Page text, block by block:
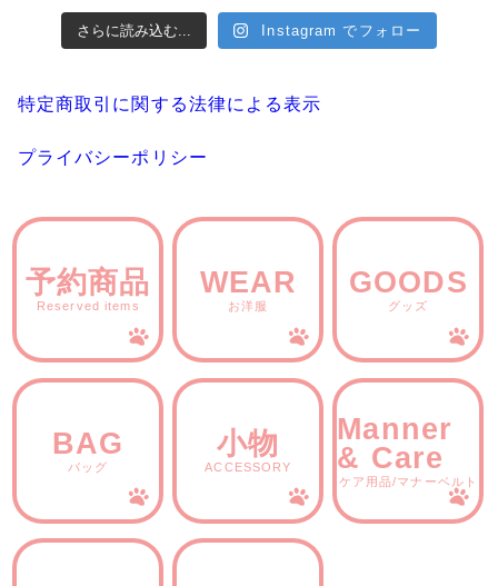
さらに読み込む... Instagram でフォロー
特定商取引に関する法律による表示
プライバシーポリシー
予約商品
Reserved items
WEAR
お洋服
GOODS
グッズ
BAG
バッグ
小物
ACCESSORY
Manner
& Care
ケア用品/マナーベルト